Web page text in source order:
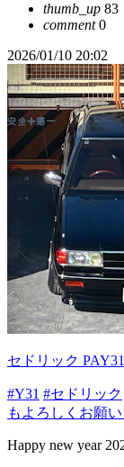
thumb_up 83
comment0
2026/01/10 20:02
セドリック PAY31
#Y31 #セドリック
もよろしくお願
Happy new year